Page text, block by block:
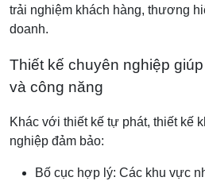
trải nghiệm khách hàng, thương
doanh.
Thiết kế chuyên nghiệp
và công năng
Khác với thiết kế tự phát, thiết kế
nghiệp đảm bảo:
Bố cục hợp lý: Các khu vực